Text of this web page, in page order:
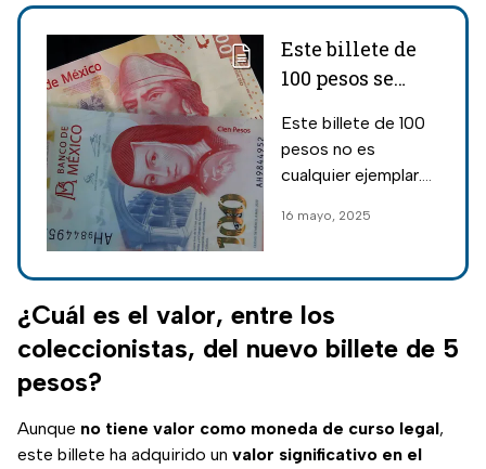
Este billete de
100 pesos se
millón: El tesoro
numismático
tener en tu
Este billete de 100
pesos no es
cualquier ejemplar.
edición con una
lo hace sumamente
raro y codiciado
dentro del mundo
de la numismática.
16 mayo, 2025
¿Cuál es el valor, entre los
coleccionistas, del nuevo billete de 5
pesos?
Aunque no tiene valor como moneda de curso legal,
este billete ha adquirido un valor significativo en el